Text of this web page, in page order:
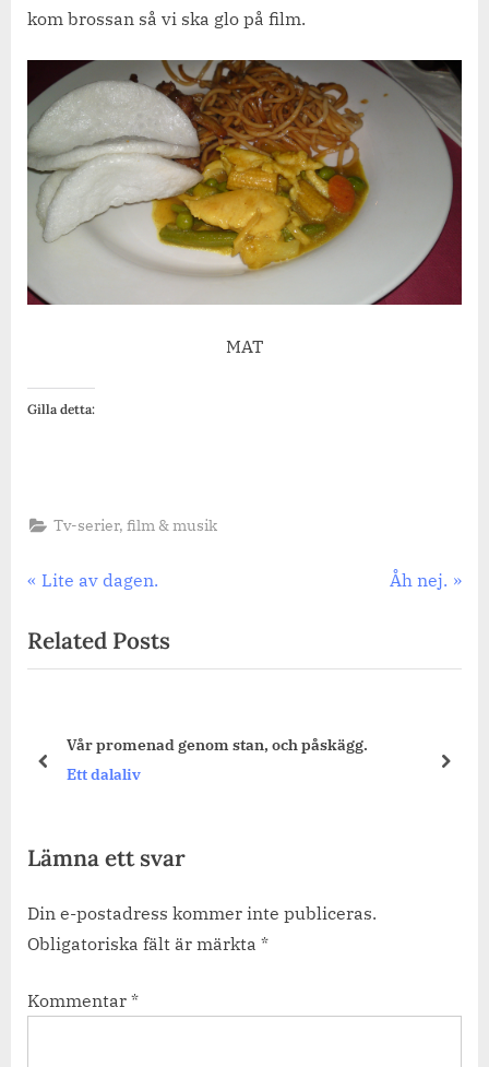
kom brossan så vi ska glo på film.
MAT
Gilla detta:
Tv-serier, film & musik
Inläggsnavigering
Previous
Lite av dagen.
Next
Åh nej.
Related Posts
Vår promenad genom stan, och påskägg.
Ett dalaliv
prev next
Lämna ett svar
Din e-postadress kommer inte publiceras.
Obligatoriska fält är märkta *
Kommentar *